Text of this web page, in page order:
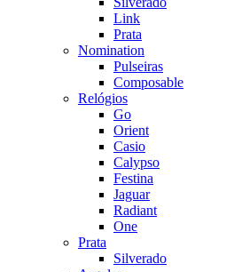
Link
Prata
Nomination
Pulseiras
Composable
Relógios
Go
Orient
Casio
Calypso
Festina
Jaguar
Radiant
One
Prata
Silverado